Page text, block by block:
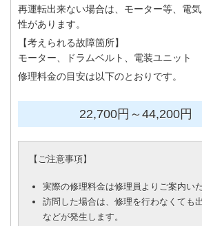
再運転出来ない場合は、モーター等、電
性があります。
【考えられる故障箇所】
モーター、ドラムベルト、電装ユニット
修理料金の目安は以下のとおりです。
22,700円 ～44,200円
【 ご注意事項】
実際の修理料金は修理員よりご案内い
訪問した場合は、修理を行わなくても
などが発生します。